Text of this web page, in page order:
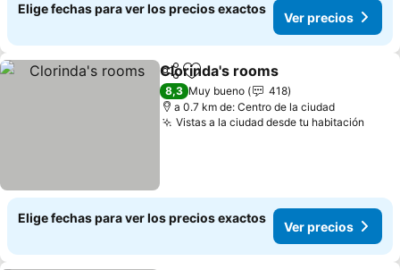
Elige fechas para ver los precios exactos
Ver precios
CompartirAgregar a favoritos
Clorinda's rooms
8,3 Muy bueno
418
a 0.7 km de: Centro de la ciudad
Vistas a la ciudad desde tu habitación
Elige fechas para ver los precios exactos
Ver precios